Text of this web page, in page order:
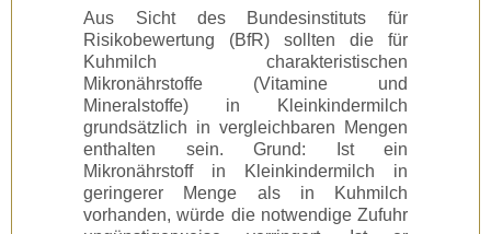
Aus Sicht des Bundesinstituts für
Risikobewertung (BfR) sollten die für
Kuhmilch charakteristischen
Mikronährstoffe (Vitamine und
Mineralstoffe) in Kleinkindermilch
grundsätzlich in vergleichbaren Mengen
enthalten sein. Grund: Ist ein
Mikronährstoff in Kleinkindermilch in
geringerer Menge als in Kuhmilch
vorhanden, würde die notwendige Zufuhr